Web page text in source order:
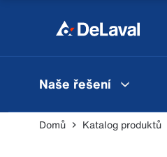
Naše řešení
Domů Katalog produktů